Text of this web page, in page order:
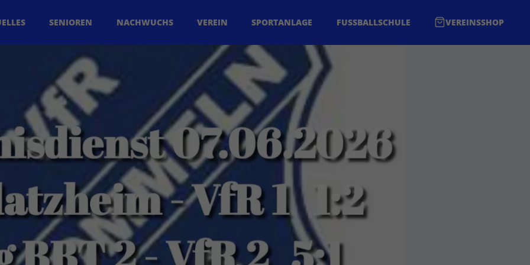
SENIOREN NACHWUCHS VEREIN SPORTANLAGE FUSSBALLSCHULE VEREINSSHOP